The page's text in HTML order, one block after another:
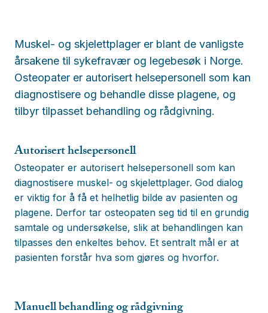
Muskel- og skjelettplager er blant de vanligste
årsakene til sykefravær og legebesøk i Norge.
Osteopater er autorisert helsepersonell som kan
diagnostisere og behandle disse plagene, og
tilbyr tilpasset behandling og rådgivning.
Autorisert helsepersonell
Osteopater er autorisert helsepersonell som kan
diagnostisere muskel- og skjelettplager. God dialog
er viktig for å få et helhetlig bilde av pasienten og
plagene. Derfor tar osteopaten seg tid til en grundig
samtale og undersøkelse, slik at behandlingen kan
tilpasses den enkeltes behov. Et sentralt mål er at
pasienten forstår hva som gjøres og hvorfor.
Manuell behandling og rådgivning